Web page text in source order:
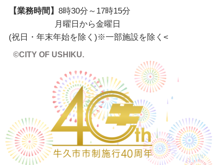
【業務時間】 8時30分～17時15分
月曜日から金曜日
(祝日・年末年始を除く)※一部施設を除く <
©CITY OF USHIKU.